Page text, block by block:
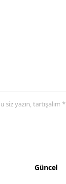
yazın, tartışalım *
Güncel